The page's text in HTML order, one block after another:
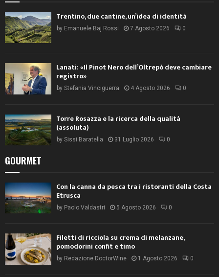
Trentino, due cantine, un’idea di identità
by Emanuele Baj Rossi 7 Agosto 2026 0
Lanati: «Il Pinot Nero dell’Oltrepò deve cambiare
registro»
by Stefania Vinciguerra 4 Agosto 2026 0
Torre Rosazza e la ricerca della qualità
(assoluta)
by Sissi Baratella 31 Luglio 2026 0
GOURMET
Con la canna da pesca tra i ristoranti della Costa
Etrusca
by Paolo Valdastri 5 Agosto 2026 0
Filetti di ricciola su crema di melanzane,
pomodorini confit e timo
by Redazione DoctorWine 1 Agosto 2026 0